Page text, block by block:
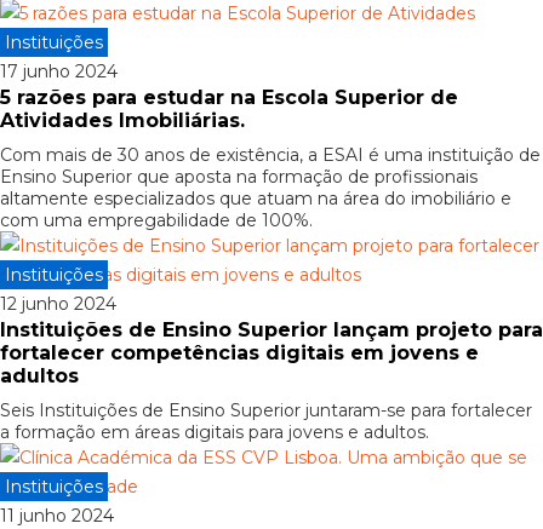
Instituições
17 junho 2024
5 razões para estudar na Escola Superior de
Atividades Imobiliárias.
Com mais de 30 anos de existência, a ESAI é uma instituição de
Ensino Superior que aposta na formação de profissionais
altamente especializados que atuam na área do imobiliário e
com uma empregabilidade de 100%.
Instituições
12 junho 2024
Instituições de Ensino Superior lançam projeto para
fortalecer competências digitais em jovens e
adultos
Seis Instituições de Ensino Superior juntaram-se para fortalecer
a formação em áreas digitais para jovens e adultos.
Instituições
11 junho 2024